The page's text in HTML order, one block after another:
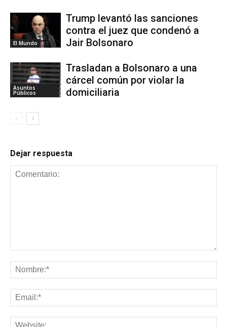
El Mundo
Trump levantó las sanciones
contra el juez que condenó a
Jair Bolsonaro
Asuntos
Públicos
Trasladan a Bolsonaro a una
cárcel común por violar la
domiciliaria
Dejar respuesta